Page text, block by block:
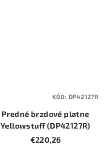
Predné brzdové platne
Yellowstuff (DP42127R)
€220,26
KÓD: DP42127R